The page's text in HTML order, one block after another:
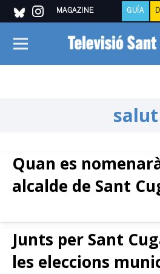
MAGAZINE GUÍA
salut
Quan es
alcalde de Sant
Junts per Sant
les eleccions